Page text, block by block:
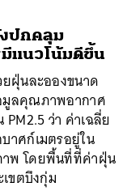
ปกคลุม
แนวโน้มดีขึ้น
ฝุ่นละอองขนาด
มูลคุณภาพอากาศ
ว่า ค่าเฉลี่ย
าศก์เมตรอยู่ใน
าพ โดยพื้นที่ที่ค่าฝุ่น
ขตบึงกุ่ม